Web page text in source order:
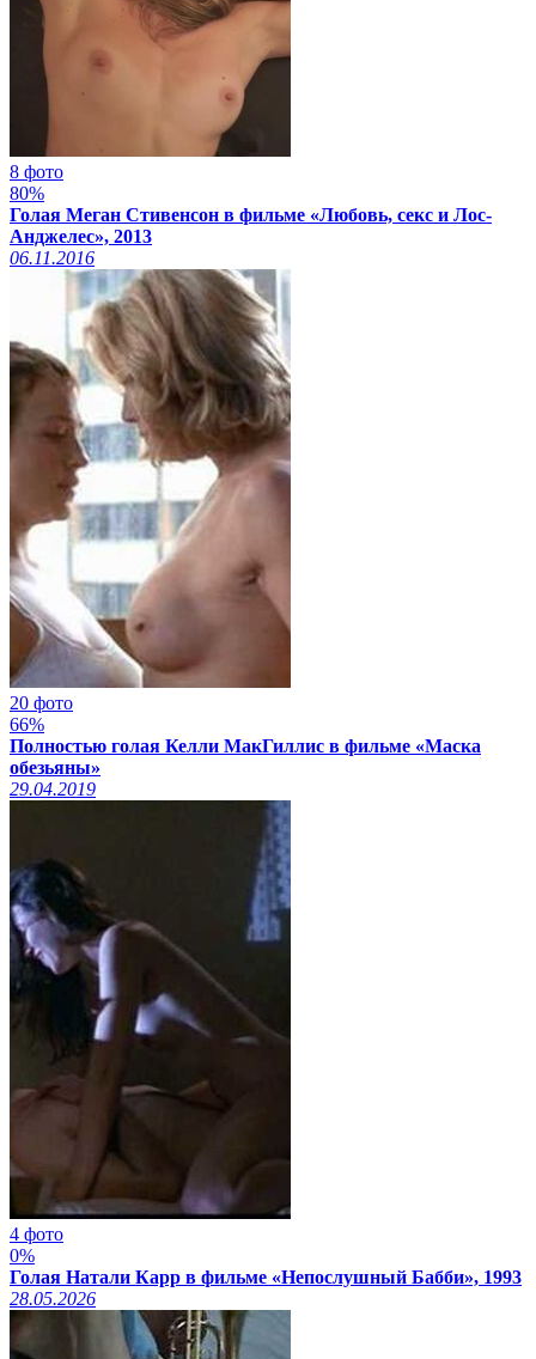
8 фото
80%
Голая Меган Стивенсон в фильме «Любовь, секс и Лос-
Анджелес», 2013
06.11.2016
20 фото
66%
Полностью голая Келли МакГиллис в фильме «Маска
обезьяны»
29.04.2019
4 фото
0%
Голая Натали Карр в фильме «Непослушный Бабби», 1993
28.05.2026